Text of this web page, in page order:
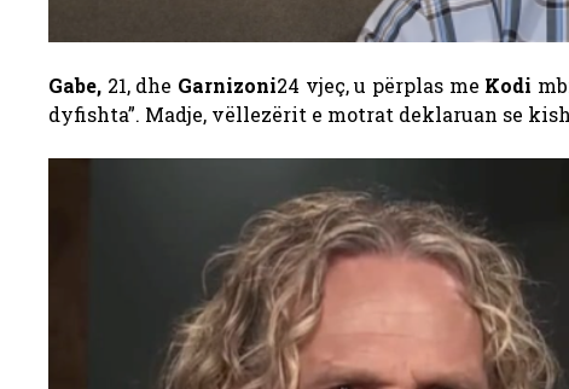
Gabe, 21, dhe Garnizoni24 vjeç, u përplas me Kodi
dyfishta”. Madje, vëllezërit e motrat deklaruan se